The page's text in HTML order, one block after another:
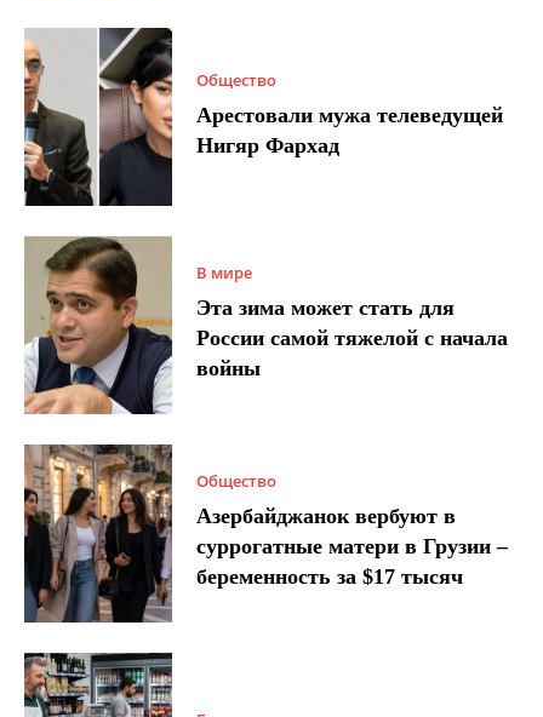
Общество
Арестовали мужа телеведущей
Нигяр Фархад
В мире
Эта зима может стать для
России самой тяжелой с начала
войны
Общество
Азербайджанок вербуют в
суррогатные матери в Грузии –
беременность за $17 тысяч